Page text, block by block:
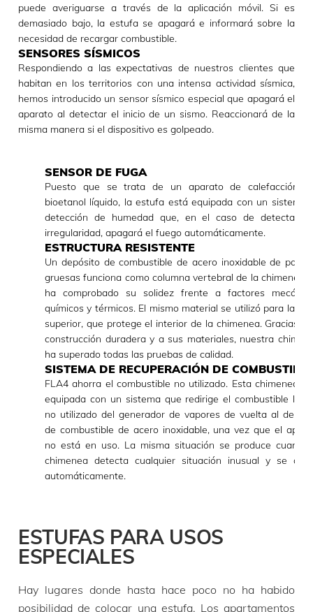
puede averiguarse a través de la aplicación móvil. Si es
demasiado bajo, la estufa se apagará e informará sobre la
necesidad de recargar combustible.
SENSORES SÍSMICOS
Respondiendo a las expectativas de nuestros clientes que
habitan en los territorios con una intensa actividad sísmica,
hemos introducido un sensor sísmico especial que apagará el
aparato al detectar el inicio de un sismo. Reaccionará de la
misma manera si el dispositivo es golpeado.
SENSOR DE FUGA
Puesto que se trata de un aparato de calefacción
bioetanol líquido, la estufa está equipada con un sistema
detección de humedad que, en el caso de detectar
irregularidad, apagará el fuego automáticamente.
ESTRUCTURA RESISTENTE
Un depósito de combustible de acero inoxidable de
gruesas funciona como columna vertebral de la chimenea.
ha comprobado su solidez frente a factores
químicos y térmicos. El mismo material se utilizó para la
superior, que protege el interior de la chimenea. Gracias a
construcción duradera y a sus materiales, nuestra
ha superado todas las pruebas de calidad.
SISTEMA DE RECUPERACIÓN DE COMBUSTIBLE
FLA4 ahorra el combustible no utilizado. Esta chimenea
equipada con un sistema que redirige el combustible
no utilizado del generador de vapores de vuelta al
de combustible de acero inoxidable, una vez que el
no está en uso. La misma situación se produce cuando
chimenea detecta cualquier situación inusual y se
automáticamente.
ESTUFAS PARA USOS
ESPECIALES
Hay lugares donde hasta hace poco no ha habido
posibilidad de colocar una estufa. Los apartamentos